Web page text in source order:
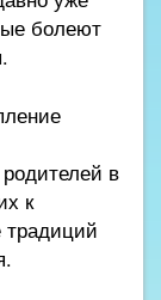
болеют
в
к
традиций